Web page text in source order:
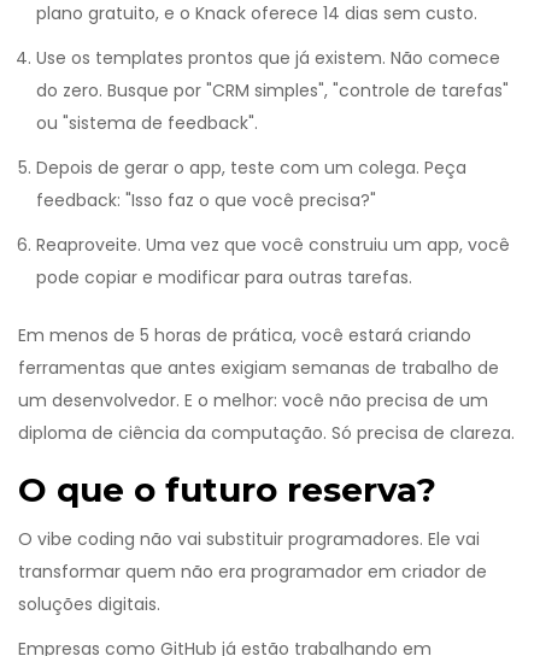
plano gratuito, e o Knack oferece 14 dias sem custo.
Use os templates prontos que já existem. Não comece
do zero. Busque por "CRM simples", "controle de tarefas"
ou "sistema de feedback".
Depois de gerar o app, teste com um colega. Peça
feedback: "Isso faz o que você precisa?"
Reaproveite. Uma vez que você construiu um app, você
pode copiar e modificar para outras tarefas.
Em menos de 5 horas de prática, você estará criando
ferramentas que antes exigiam semanas de trabalho de
um desenvolvedor. E o melhor: você não precisa de um
diploma de ciência da computação. Só precisa de clareza.
O que o futuro reserva?
O vibe coding não vai substituir programadores. Ele vai
transformar quem não era programador em criador de
soluções digitais.
Empresas como GitHub já estão trabalhando em